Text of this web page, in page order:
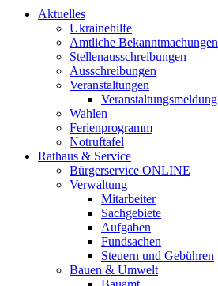
Aktuelles
Ukrainehilfe
Amtliche Bekanntmachungen
Stellenausschreibungen
Ausschreibungen
Veranstaltungen
Veranstaltungsmeldung
Wahlen
Ferienprogramm
Notruftafel
Rathaus & Service
Bürgerservice ONLINE
Verwaltung
Mitarbeiter
Sachgebiete
Aufgaben
Fundsachen
Steuern und Gebühren
Bauen & Umwelt